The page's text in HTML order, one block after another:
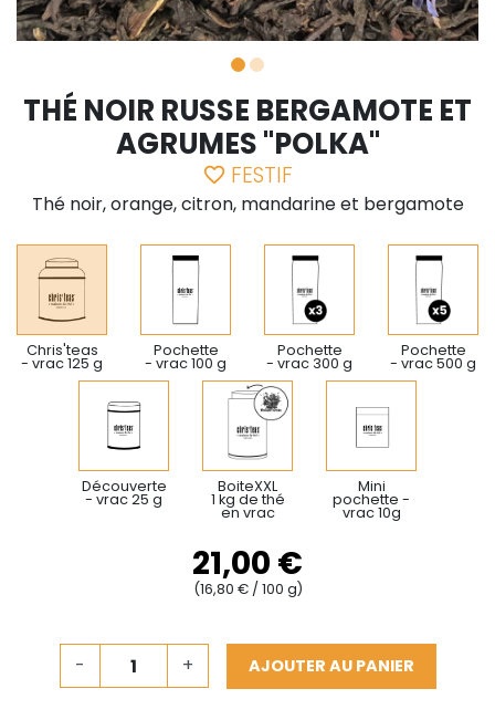
THÉ NOIR RUSSE BERGAMOTE ET
AGRUMES "POLKA"
favorite_border FESTIF
Thé noir, orange, citron, mandarine et bergamote
Chris'teas
- vrac 125 g
Pochette
- vrac 100 g
Pochette
- vrac 300 g
Pochette
- vrac 500 g
Découverte
- vrac 25 g
BoiteXXL
1 kg de thé
en vrac
Mini
pochette -
vrac 10g
21,00 €
(16,80 € / 100 g)
- + AJOUTER AU PANIER